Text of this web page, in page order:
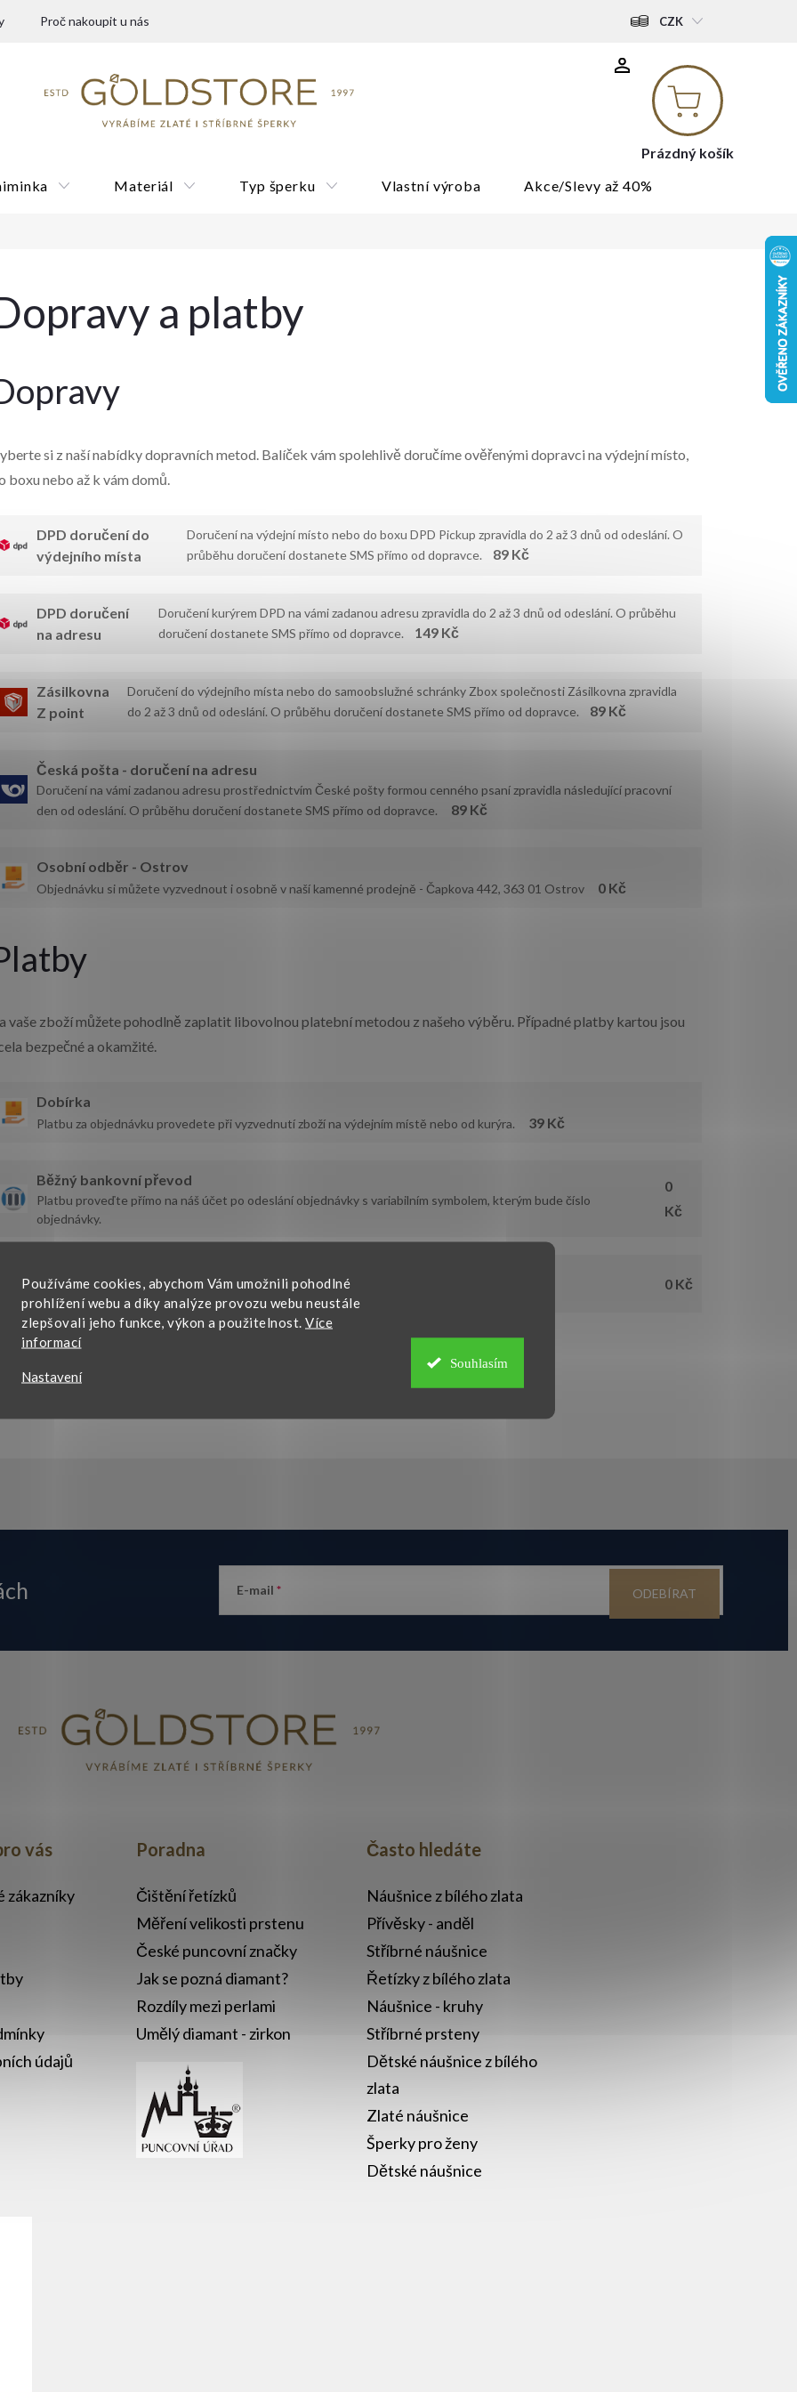
Používáme cookies, abychom Vám umožnili pohodlné
prohlížení webu a díky analýze provozu webu neustále
zlepšovali jeho funkce, výkon a použitelnost. Více
informací
Nastavení
Souhlasím
Proč nakoupit u nás CZK
Nákupní
košík
Prázdný košík
Materiál Typ šperku Vlastní výroba Akce/Slevy až 40%
a platby
si z naší nabídky dopravních metod. Balíček vám spolehlivě doručíme ověřenými dopravci na výdejní místo,
boxu nebo až k vám domů.
DPD doručení do
výdejního místa
Doručení na výdejní místo nebo do boxu DPD Pickup zpravidla do 2 až 3 dnů od odeslání. O
průběhu doručení dostanete SMS přímo od dopravce. 89 Kč
DPD doručení
na adresu
Doručení kurýrem DPD na vámi zadanou adresu zpravidla do 2 až 3 dnů od odeslání. O průběhu
doručení dostanete SMS přímo od dopravce. 149 Kč
Zásilkovna
Z point
Doručení do výdejního místa nebo do samoobslužné schránky Zbox společnosti Zásilkovna zpravidla
do 2 až 3 dnů od odeslání. O průběhu doručení dostanete SMS přímo od dopravce. 89 Kč
Česká pošta - doručení na adresu
Doručení na vámi zadanou adresu prostřednictvím České pošty formou cenného psaní zpravidla následující pracovní
den od odeslání. O průběhu doručení dostanete SMS přímo od dopravce. 89 Kč
Osobní odběr - Ostrov
Objednávku si můžete vyzvednout i osobně v naší kamenné prodejně - Čapkova 442, 363 01 Ostrov 0 Kč
vaše zboží můžete pohodlně zaplatit libovolnou platební metodou z našeho výběru. Případné platby kartou jsou
bezpečné a okamžité.
Dobírka
Platbu za objednávku provedete při vyzvednutí zboží na výdejním místě nebo od kurýra. 39 Kč
Běžný bankovní převod
Platbu proveďte přímo na náš účet po odeslání objednávky s variabilním symbolem, kterým bude číslo
objednávky.
0
Kč
Online bezpečná a rychlá platba pomocí karty. Peníze jsou zpravidla připsané ihned na účet.
0 Kč
E-mail ODEBÍRAT
vás
zákazníky
údajů
Poradna
Čištění řetízků
Měření velikosti prstenu
České puncovní značky
Jak se pozná diamant?
Rozdíly mezi perlami
Umělý diamant - zirkon
Často hledáte
Náušnice z bílého zlata
Přívěsky - anděl
Stříbrné náušnice
Řetízky z bílého zlata
Náušnice - kruhy
Stříbrné prsteny
Dětské náušnice z bílého
zlata
Zlaté náušnice
Šperky pro ženy
Dětské náušnice